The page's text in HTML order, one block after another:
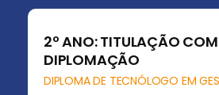
2º ANO: TITULAÇÃO COM
DIPLOMAÇÃO
DIPLOMA DE TECNÓLOGO EM